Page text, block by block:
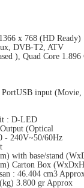
x 768 (HD Ready)
DVB-T2, ATV
), Quad Core
PortUSB input (Movie,
: D-LED
(Optical
- 240V~50/60Hz
with base/stand
Carton Box
: 46.404 cm3
3.800 gr Approx